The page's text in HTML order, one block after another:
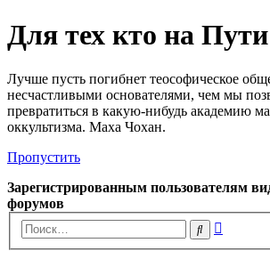
Для тех кто на Пути
Лучше пусть погибнет теософическое
несчастливыми основателями, чем мы
превратиться в какую-нибудь академию
оккультизма. Маха Чохан.
Пропустить
Зарегистрированным пользователям
форумов
Поиск